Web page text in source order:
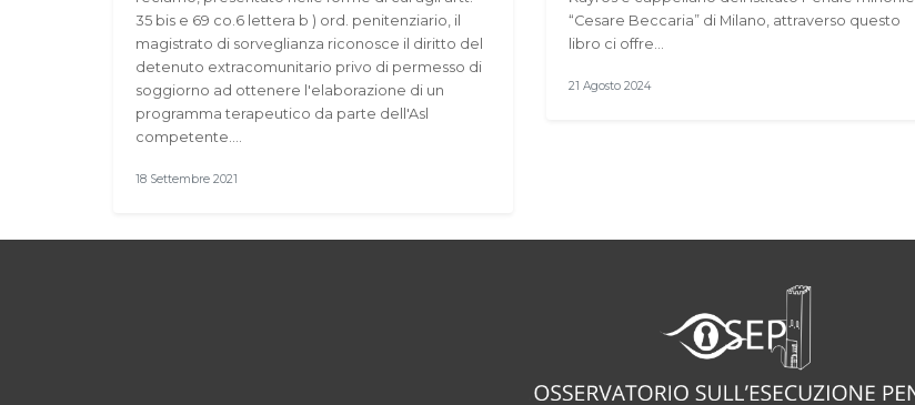
35 bis e 69 co.6 lettera b ) ord. penitenziario, il
magistrato di sorveglianza riconosce il diritto del
detenuto extracomunitario privo di permesso di
soggiorno ad ottenere l'elaborazione di un
programma terapeutico da parte dell'Asl
competente.…
18 Settembre 2021
“Cesare Beccaria” di Milano, attraverso questo
libro ci offre…
21 Agosto 2024